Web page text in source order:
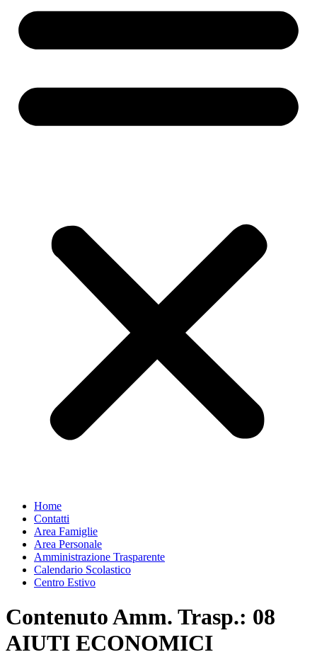
Home
Contatti
Area Famiglie
Area Personale
Amministrazione Trasparente
Calendario Scolastico
Centro Estivo
Contenuto Amm. Trasp.: 08
AIUTI ECONOMICI